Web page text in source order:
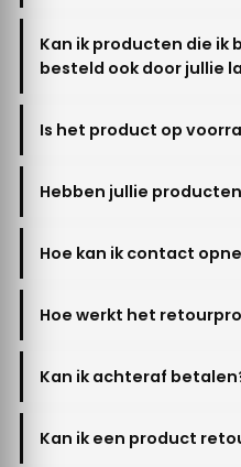
Kan ik producten die ik
besteld ook door jullie
Is het product op
Hebben jullie
Hoe kan ik contact
Hoe werkt het
Kan ik achteraf
Kan ik een product